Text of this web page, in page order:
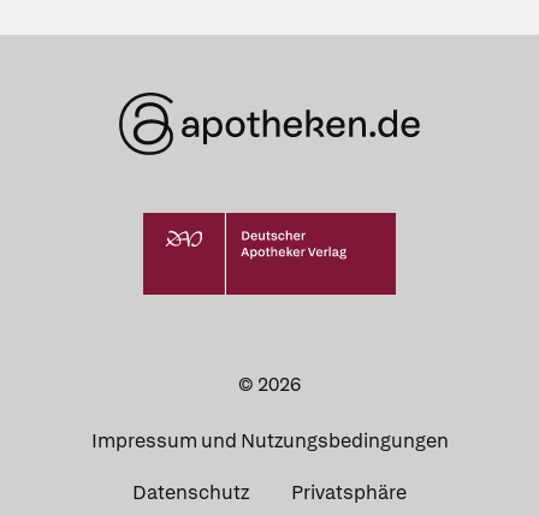
© 2026
Impressum und Nutzungsbedingungen
Datenschutz Privatsphäre